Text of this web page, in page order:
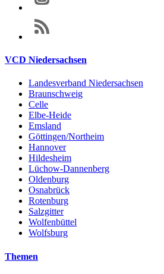
VCD Niedersachsen
Landesverband Niedersachsen
Braunschweig
Celle
Elbe-Heide
Emsland
Göttingen/Northeim
Hannover
Hildesheim
Lüchow-Dannenberg
Oldenburg
Osnabrück
Rotenburg
Salzgitter
Wolfenbüttel
Wolfsburg
Themen